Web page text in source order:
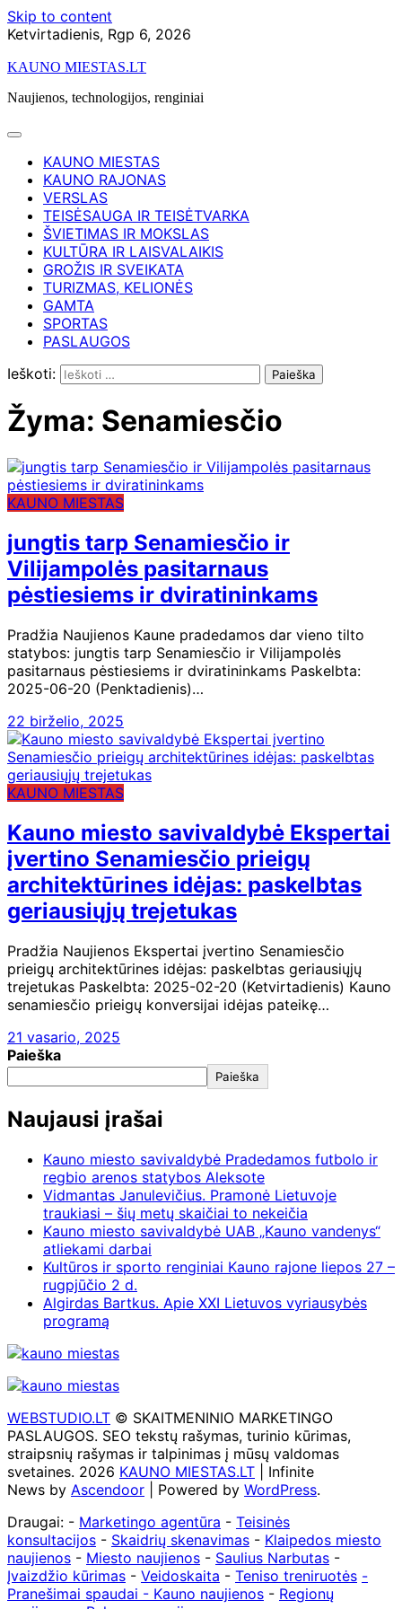
Skip to content
Ketvirtadienis, Rgp 6, 2026
KAUNO MIESTAS.LT
Naujienos, technologijos, renginiai
KAUNO MIESTAS
KAUNO RAJONAS
VERSLAS
TEISĖSAUGA IR TEISĖTVARKA
ŠVIETIMAS IR MOKSLAS
KULTŪRA IR LAISVALAIKIS
GROŽIS IR SVEIKATA
TURIZMAS, KELIONĖS
GAMTA
SPORTAS
PASLAUGOS
Ieškoti:
Žyma: Senamiesčio
KAUNO MIESTAS
jungtis tarp Senamiesčio ir
Vilijampolės pasitarnaus
pėstiesiems ir dviratininkams
Pradžia Naujienos Kaune pradedamos dar vieno tilto
statybos: jungtis tarp Senamiesčio ir Vilijampolės
pasitarnaus pėstiesiems ir dviratininkams Paskelbta:
2025-06-20 (Penktadienis)…
22 birželio, 2025
KAUNO MIESTAS
Kauno miesto savivaldybė Ekspertai
įvertino Senamiesčio prieigų
architektūrines idėjas: paskelbtas
geriausiųjų trejetukas
Pradžia Naujienos Ekspertai įvertino Senamiesčio
prieigų architektūrines idėjas: paskelbtas geriausiųjų
trejetukas Paskelbta: 2025-02-20 (Ketvirtadienis) Kauno
senamiesčio prieigų konversijai idėjas pateikę…
21 vasario, 2025
Paieška
Paieška
Naujausi įrašai
Kauno miesto savivaldybė Pradedamos futbolo ir
regbio arenos statybos Aleksote
Vidmantas Janulevičius. Pramonė Lietuvoje
traukiasi – šių metų skaičiai to nekeičia
Kauno miesto savivaldybė UAB „Kauno vandenys“
atliekami darbai
Kultūros ir sporto renginiai Kauno rajone liepos 27 –
rugpjūčio 2 d.
Algirdas Bartkus. Apie XXI Lietuvos vyriausybės
programą
WEBSTUDIO.LT © SKAITMENINIO MARKETINGO
PASLAUGOS. SEO tekstų rašymas, turinio kūrimas,
straipsnių rašymas ir talpinimas į mūsų valdomas
svetaines. 2026 KAUNO MIESTAS.LT | Infinite
News by Ascendoor | Powered by WordPress.
Draugai: - Marketingo agentūra - Teisinės
konsultacijos - Skaidrių skenavimas - Klaipedos miesto
naujienos - Miesto naujienos - Saulius Narbutas -
Įvaizdžio kūrimas - Veidoskaita - Teniso treniruotės -
Pranešimai spaudai - Kauno naujienos - Regionų